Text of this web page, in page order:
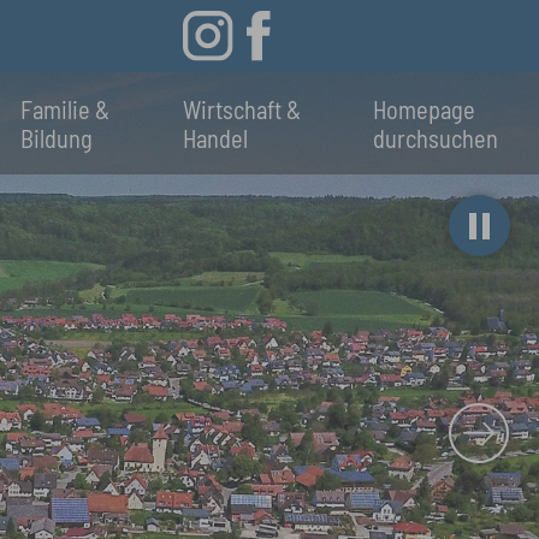
Familie &
Bildung
Wirtschaft &
Handel
Homepage
durchsuchen
Next